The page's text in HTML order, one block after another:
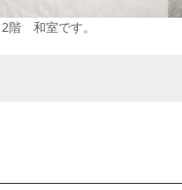
2階 和室です。